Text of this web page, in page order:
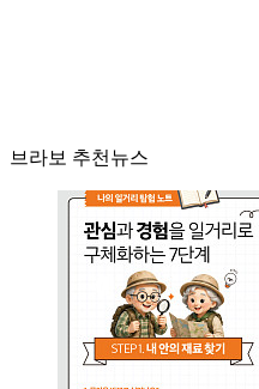
브라보 추천뉴스